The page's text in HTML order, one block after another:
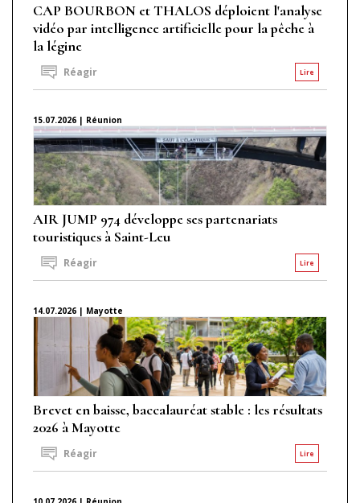
CAP BOURBON et THALOS déploient l'analyse
vidéo par intelligence artificielle pour la pêche à
la légine
Lire
Réagir
15.07.2026 | Réunion
AIR JUMP 974 développe ses partenariats
touristiques à Saint-Leu
Lire
Réagir
14.07.2026 | Mayotte
Brevet en baisse, baccalauréat stable : les résultats
2026 à Mayotte
Lire
Réagir